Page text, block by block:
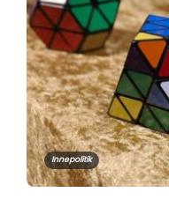
Innepolitik